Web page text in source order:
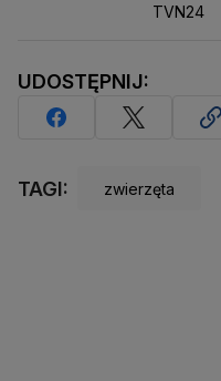
TVN24
UDOSTĘPNIJ:
TAGI: zwierzęta